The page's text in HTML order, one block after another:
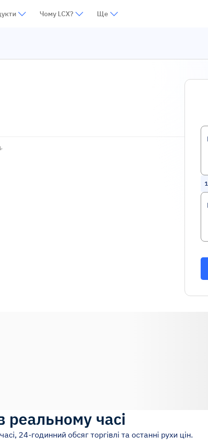
Чому LCX? Ще
1
реальному часі
24-годинний обсяг торгівлі та останні рухи цін.